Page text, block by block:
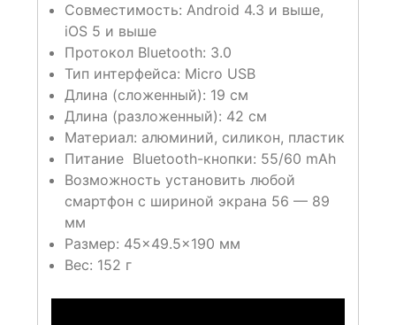
Совместимость: Android 4.3 и выше,
iOS 5 и выше
Протокол Bluetooth: 3.0
Тип интерфейса: Micro USB
Длина (сложенный): 19 см
Длина (разложенный): 42 см
Материал: алюминий, силикон, пластик
Питание Bluetooth-кнопки: 55/60 mAh
Возможность установить любой
смартфон с шириной экрана 56 — 89
мм
Размер: 45×49.5×190 мм
Вес: 152 г